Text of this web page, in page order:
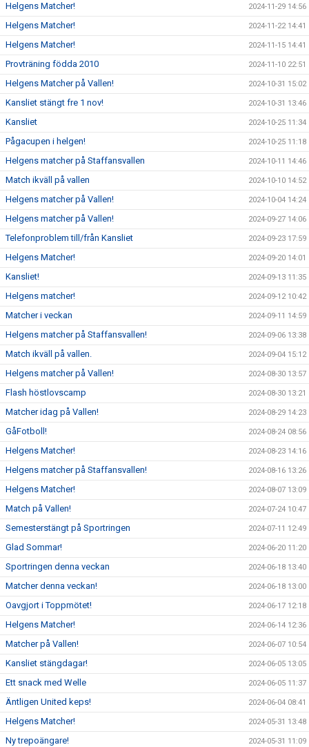
Helgens Matcher! 2024-11-29 14:56
Helgens Matcher! 2024-11-22 14:41
Helgens Matcher! 2024-11-15 14:41
Provträning födda 2010 2024-11-10 22:51
Helgens Matcher på Vallen! 2024-10-31 15:02
Kansliet stängt fre 1 nov! 2024-10-31 13:46
Kansliet 2024-10-25 11:34
Pågacupen i helgen! 2024-10-25 11:18
Helgens matcher på Staffansvallen 2024-10-11 14:46
Match ikväll på vallen 2024-10-10 14:52
Helgens matcher på Vallen! 2024-10-04 14:24
Helgens matcher på Vallen! 2024-09-27 14:06
Telefonproblem till/från Kansliet 2024-09-23 17:59
Helgens Matcher! 2024-09-20 14:01
Kansliet! 2024-09-13 11:35
Helgens matcher! 2024-09-12 10:42
Matcher i veckan 2024-09-11 14:59
Helgens matcher på Staffansvallen! 2024-09-06 13:38
Match ikväll på vallen. 2024-09-04 15:12
Helgens matcher på Vallen! 2024-08-30 13:57
Flash höstlovscamp 2024-08-30 13:21
Matcher idag på Vallen! 2024-08-29 14:23
GåFotboll! 2024-08-24 08:56
Helgens Matcher! 2024-08-23 14:16
Helgens matcher på Staffansvallen! 2024-08-16 13:26
Helgens Matcher! 2024-08-07 13:09
Match på Vallen! 2024-07-24 10:47
Semesterstängt på Sportringen 2024-07-11 12:49
Glad Sommar! 2024-06-20 11:20
Sportringen denna veckan 2024-06-18 13:40
Matcher denna veckan! 2024-06-18 13:00
Oavgjort i Toppmötet! 2024-06-17 12:18
Helgens Matcher! 2024-06-14 12:36
Matcher på Vallen! 2024-06-07 10:54
Kansliet stängdagar! 2024-06-05 13:05
Ett snack med Welle 2024-06-05 11:37
Äntligen United keps! 2024-06-04 08:41
Helgens Matcher! 2024-05-31 13:48
Ny trepoängare! 2024-05-31 11:09